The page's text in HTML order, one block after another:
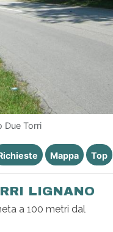
Due Torri
LIGNANO
a 100 metri dal
Mappa Top